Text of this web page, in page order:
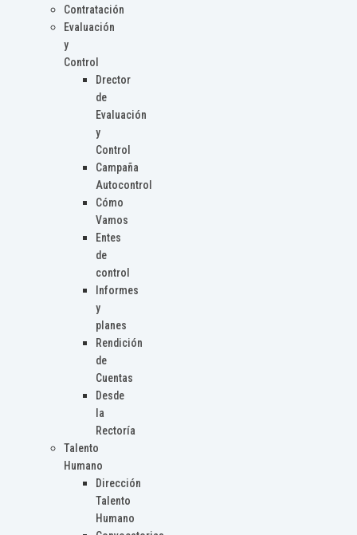
Contratación
Evaluación
y
Control
Drector
de
Evaluación
y
Control
Campaña
Autocontrol
Cómo
Vamos
Entes
de
control
Informes
y
planes
Rendición
de
Cuentas
Desde
la
Rectoría
Talento
Humano
Dirección
Talento
Humano